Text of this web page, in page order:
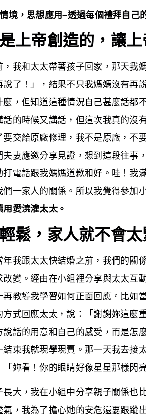
情境，思想應用–透過每個禮拜自
上帝創造的，讓
，我和太太帶著孩子回家，那天我
說了！」，結果不只我媽媽沒有
麼，但知道這種情況自己甚麼話都
話的時候又講話，但這次我真的沒
要交給原廠修理，我不是原廠，不
夫妻應邀分享見證，想到這段往事
打電話跟我媽媽道歉和好。哇！我
們一家人的關係。所以我覺得參加
用愛澆灌太太。
鬆，家人就不會
年我跟太太快結婚之前，我們的關
改變。經由在小組裡分享與太太互
再教導我學習如何正面回應。比如
方式回應太太，說：「謝謝妳這麼
說話的用意和自己的感受，而是怎
結束我就現學現賣。那一天我去接
「妳看！你的眼睛好像星星那樣閃
長大，我在小組中分享親子關係也
氣，我為了擔心她的安危還要跟蹤